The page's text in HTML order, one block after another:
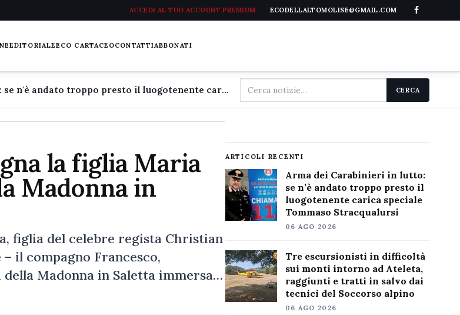
ACCEDI AL TUO ACCOUNT PREMIUM ECODELLALTOMOLISE@GMAIL.COM
EDITORIALEECO CARTACEOCONTATTIABBONATI
Arma dei Carabinieri in lutto: se n'è andato troppo presto il luogotenente carica speciale Tommaso Stracqualursi
Cerca
nel
CERCA
la figlia Maria
Madonna in
figlia del celebre regista Christian
il compagno Francesco,
Madonna in Saletta immersa…
ARTICOLI RECENTI
Arma dei Carabinieri in lutto:
se n’è andato troppo presto il
luogotenente carica speciale
Tommaso Stracqualursi
06 AGO 2026
Tre escursionisti in difficoltà
sui monti intorno ad Ateleta,
raggiunti e tratti in salvo dai
tecnici del Soccorso alpino
06 AGO 2026